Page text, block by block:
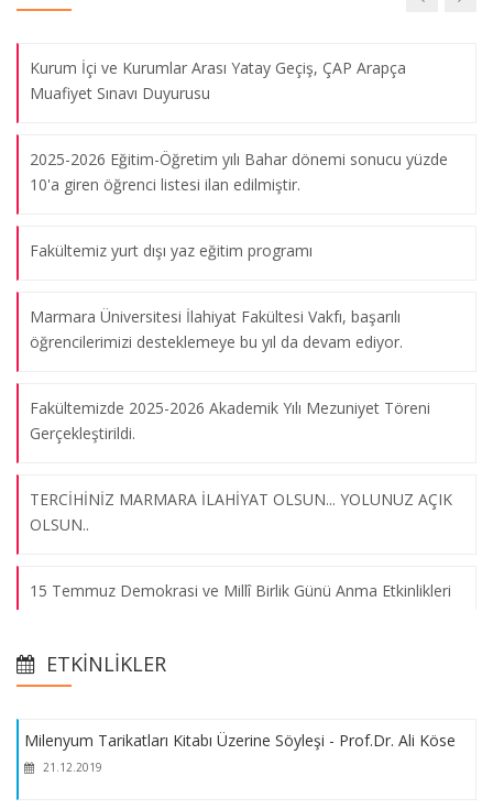
Kurum İçi ve Kurumlar Arası Yatay Geçiş, ÇAP Arapça
Muafiyet Sınavı Duyurusu
2025-2026 Eğitim-Öğretim yılı Bahar dönemi sonucu yüzde
10'a giren öğrenci listesi ilan edilmiştir.
Fakültemiz yurt dışı yaz eğitim programı
Marmara Üniversitesi İlahiyat Fakültesi Vakfı, başarılı
öğrencilerimizi desteklemeye bu yıl da devam ediyor.
Fakültemizde 2025-2026 Akademik Yılı Mezuniyet Töreni
Gerçekleştirildi.
TERCİHİNİZ MARMARA İLAHİYAT OLSUN... YOLUNUZ AÇIK
OLSUN..
15 Temmuz Demokrasi ve Millî Birlik Günü Anma Etkinlikleri
İlahiyat Fakültesi Türk İslâm Sanatları Sergi Salonu'nda
açılmıştır.
ETKINLIKLER
21.12.2019
Milenyum Tarikatları Kitabı Üzerine Söyleşi - Prof.Dr. Ali Köse
21.12.2019